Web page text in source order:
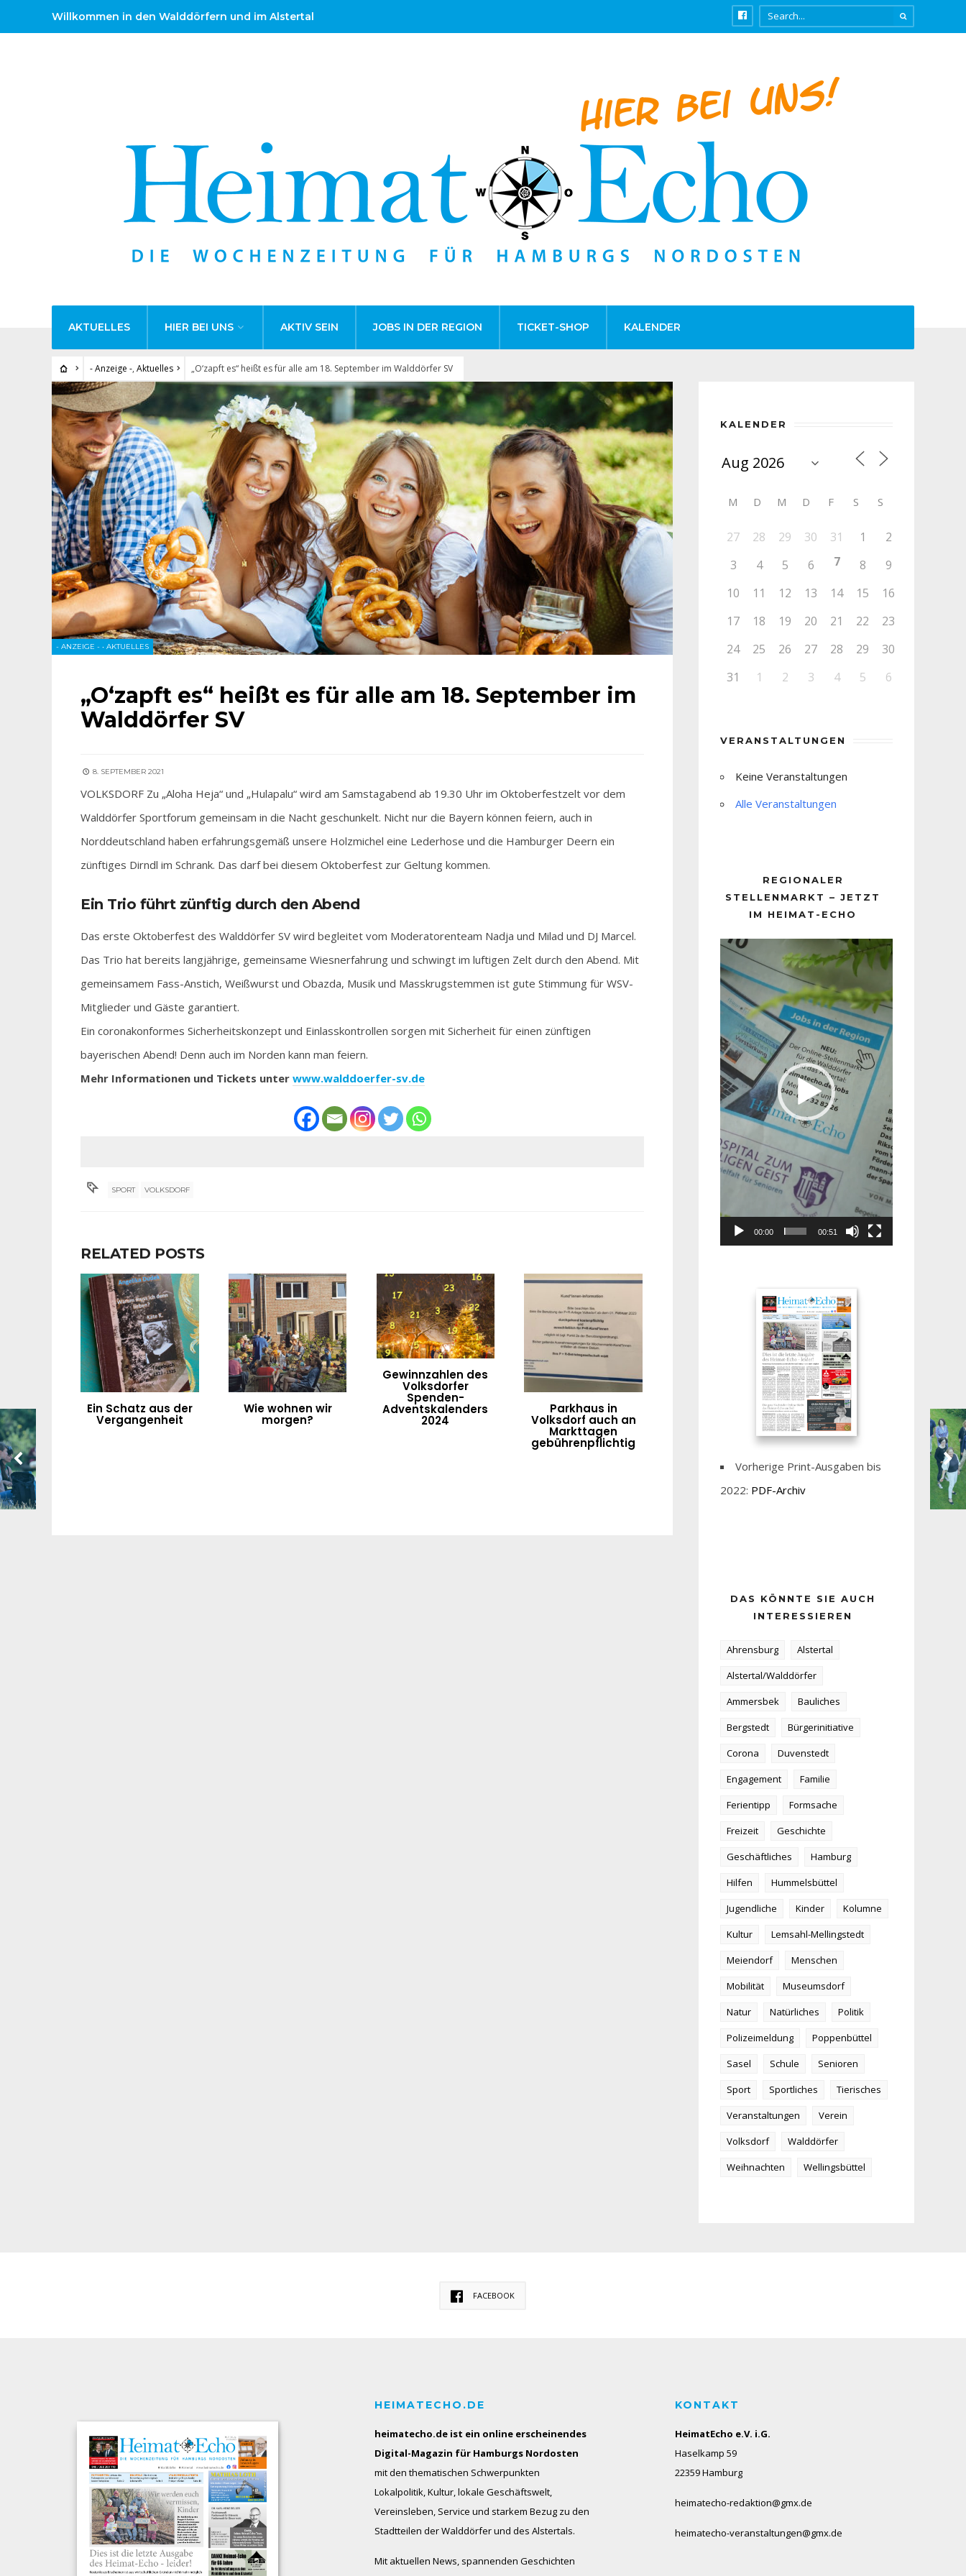
Willkommen in den Walddörfern und im Alstertal
AKTUELLES HIER BEI UNS AKTIV SEIN JOBS IN DER REGION TICKET-SHOP KALENDER
- Anzeige -, Aktuelles „O‘zapft es“ heißt es für alle am 18. September im Walddörfer SV
- ANZEIGE - • AKTUELLES
„O‘zapft es“ heißt es für alle am 18. September im
Walddörfer SV
8. SEPTEMBER 2021
VOLKSDORF Zu „Aloha Heja“ und „Hulapalu“ wird am Samstagabend ab 19.30 Uhr im Oktoberfestzelt vor dem
Walddörfer Sportforum gemeinsam in die Nacht geschunkelt. Nicht nur die Bayern können feiern, auch in
Norddeutschland haben erfahrungsgemäß unsere Holzmichel eine Lederhose und die Hamburger Deern ein
zünftiges Dirndl im Schrank. Das darf bei diesem Oktoberfest zur Geltung kommen.
Ein Trio führt zünftig durch den Abend
Das erste Oktoberfest des Walddörfer SV wird begleitet vom Moderatorenteam Nadja und Milad und DJ Marcel.
Das Trio hat bereits langjährige, gemeinsame Wiesnerfahrung und schwingt im luftigen Zelt durch den Abend. Mit
gemeinsamem Fass-Anstich, Weißwurst und Obazda, Musik und Masskrugstemmen ist gute Stimmung für WSV-
Mitglieder und Gäste garantiert.
Ein coronakonformes Sicherheitskonzept und Einlasskontrollen sorgen mit Sicherheit für einen zünftigen
bayerischen Abend! Denn auch im Norden kann man feiern.
Mehr Informationen und Tickets unter www.walddoerfer-sv.de
SPORT VOLKSDORF
RELATED POSTS
Ein Schatz aus der
Vergangenheit
Wie wohnen wir
morgen?
Gewinnzahlen des
Volksdorfer
Spenden-
Adventskalenders
2024
Parkhaus in
Volksdorf auch an
Markttagen
gebührenpflichtig
KALENDER
M D M D F S S
27 28 29 30 31 1
2
3
4 5 6 7 8
9
10
11 12 13 14 15
16
17
18 19 20 21 22
23
24
25 26 27 28 29
30
31
1 2 3 4 5 6
VERANSTALTUNGEN
Keine Veranstaltungen
Alle Veranstaltungen
REGIONALER
STELLENMARKT – JETZT
IM HEIMAT-ECHO
Player
00:00 00:51
Vorherige Print-Ausgaben bis
2022: PDF-Archiv
DAS KÖNNTE SIE AUCH
INTERESSIEREN
Ahrensburg
Alstertal
Alstertal/Walddörfer
Ammersbek
Bauliches
Bergstedt
Bürgerinitiative
Corona
Duvenstedt
Engagement
Familie
Ferientipp
Formsache
Freizeit
Geschichte
Geschäftliches
Hamburg
Hilfen
Hummelsbüttel
Jugendliche
Kinder
Kolumne
Kultur
Lemsahl-Mellingstedt
Meiendorf
Menschen
Mobilität
Museumsdorf
Natur
Natürliches
Politik
Polizeimeldung
Poppenbüttel
Sasel
Schule
Senioren
Sport
Sportliches
Tierisches
Veranstaltungen
Verein
Volksdorf
Walddörfer
Weihnachten
Wellingsbüttel
FACEBOOK
HEIMATECHO.DE
heimatecho.de ist ein online erscheinendes
Digital-Magazin für Hamburgs Nordosten
mit den thematischen Schwerpunkten
Lokalpolitik, Kultur, lokale Geschäftswelt,
Vereinsleben, Service und starkem Bezug zu den
Stadtteilen der Walddörfer und des Alstertals.
Mit aktuellen News, spannenden Geschichten
KONTAKT
HeimatEcho e.V. i.G.
Haselkamp 59
22359 Hamburg
heimatecho-redaktion@gmx.de
heimatecho-veranstaltungen@gmx.de